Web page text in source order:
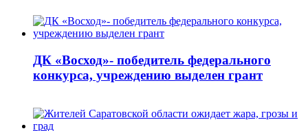
ДК «Восход»- победитель федерального
конкурса, учреждению выделен грант